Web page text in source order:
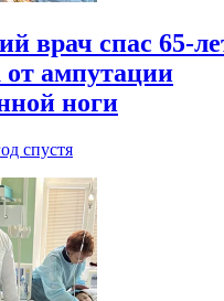
врач спас 65-
от ампутации
ноги
спустя